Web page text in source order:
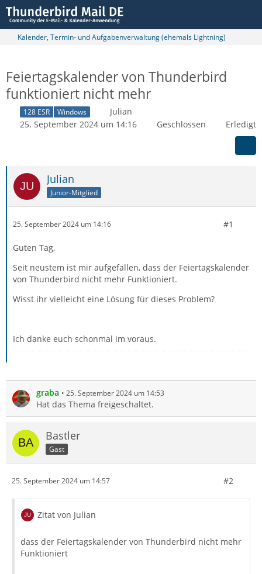
Kalender, Termin- und Aufgabenverwaltung (ehemals Lightning)
Feiertagskalender von Thunderbird
funktioniert nicht mehr
128 ESR Windows
Julian
25. September 2024 um 14:16
Geschlossen Erledigt
Julian
Junior-Mitglied
25. September 2024 um 14:16 #1
Guten Tag,
Seit neustem ist mir aufgefallen, dass der Feiertagskalender
von Thunderbird nicht mehr Funktioniert.
Wisst ihr vielleicht eine Lösung für dieses Problem?
Ich danke euch schonmal im voraus.
graba 25. September 2024 um 14:53
Hat das Thema freigeschaltet.
Bastler
Gast
25. September 2024 um 14:57 #2
Zitat von Julian
dass der Feiertagskalender von Thunderbird nicht mehr
Funktioniert